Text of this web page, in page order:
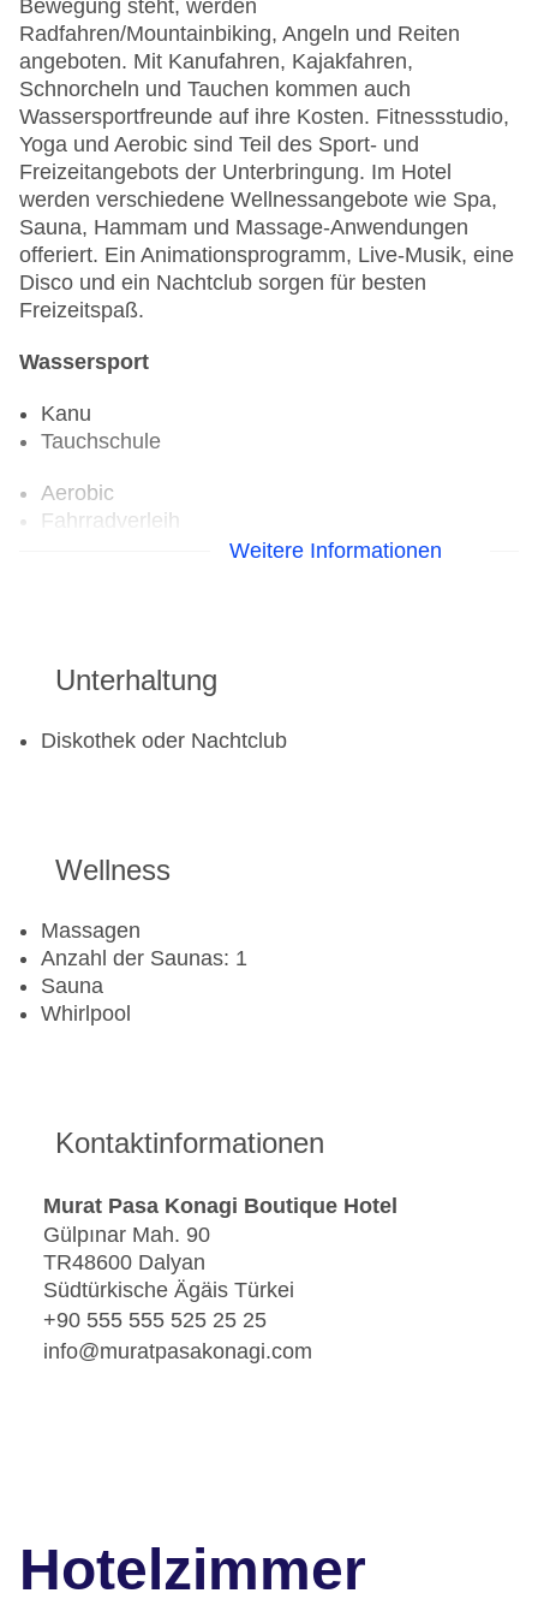
Bewegung steht, werden
Radfahren/Mountainbiking, Angeln und Reiten
angeboten. Mit Kanufahren, Kajakfahren,
Schnorcheln und Tauchen kommen auch
Wassersportfreunde auf ihre Kosten. Fitnessstudio,
Yoga und Aerobic sind Teil des Sport- und
Freizeitangebots der Unterbringung. Im Hotel
werden verschiedene Wellnessangebote wie Spa,
Sauna, Hammam und Massage-Anwendungen
offeriert. Ein Animationsprogramm, Live-Musik, eine
Disco und ein Nachtclub sorgen für besten
Freizeitspaß.
Wassersport
Kanu
Tauchschule
Aerobic
Fahrradverleih
Weitere Informationen
Unterhaltung
Diskothek oder Nachtclub
Wellness
Massagen
Anzahl der Saunas: 1
Sauna
Whirlpool
Kontaktinformationen
Murat Pasa Konagi Boutique Hotel
Gülpınar Mah. 90
TR48600 Dalyan
Südtürkische Ägäis Türkei
+90 555 555 525 25 25
info@muratpasakonagi.com
Hotelzimmer